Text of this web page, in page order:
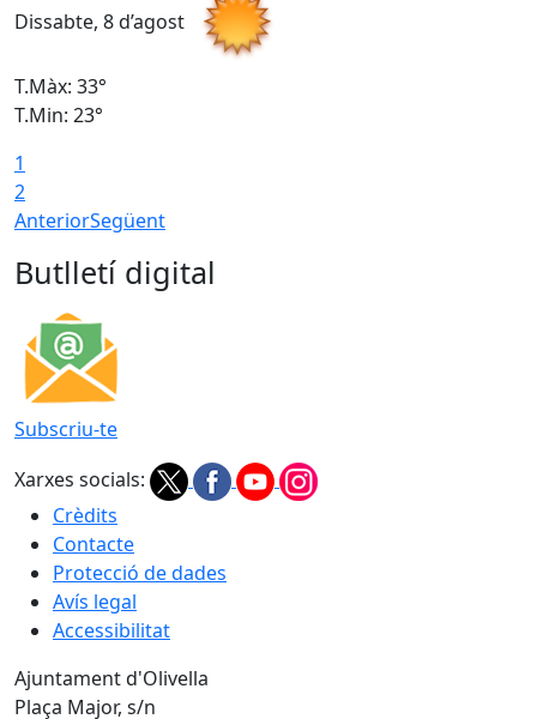
Dissabte, 8 d’agost
T.Màx: 33°
T.Min: 23°
1
2
AnteriorSegüent
Butlletí digital
Subscriu-te
Xarxes socials:
Crèdits
Contacte
Protecció de dades
Avís legal
Accessibilitat
Ajuntament d'Olivella
Plaça Major, s/n